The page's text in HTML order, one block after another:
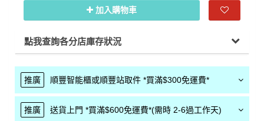
加入購物車
點我查詢各分店庫存狀況
推廣 順豐智能櫃或順豐站取件 *買滿$300免運費*
推廣 送貨上門 *買滿$600免運費*(需時 2-6過工作天)